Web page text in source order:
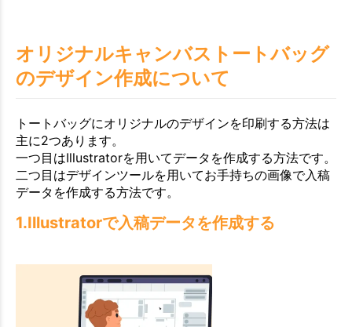
オリジナルキャンバストートバッグ
のデザイン作成について
トートバッグにオリジナルのデザインを印刷する方法は
主に2つあります。
一つ目はIllustratorを用いてデータを作成する方法です。
二つ目はデザインツールを用いてお手持ちの画像で入稿
データを作成する方法です。
1.Illustratorで入稿データを作成する